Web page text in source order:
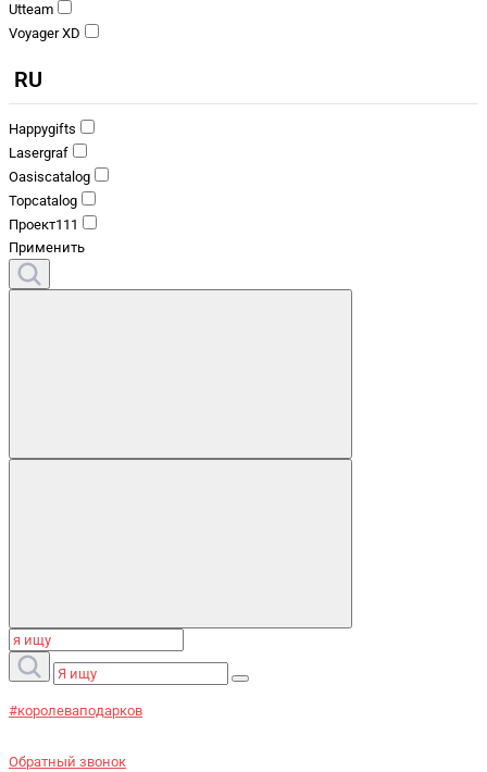
Utteam
Voyager XD
RU
Happygifts
Lasergraf
Oasiscatalog
Topcatalog
Проект111
Применить
#королеваподарков
Обратный звонок